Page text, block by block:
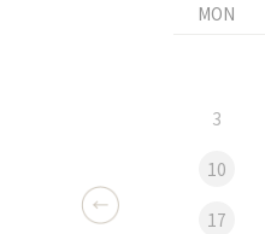
MON
3
10
17